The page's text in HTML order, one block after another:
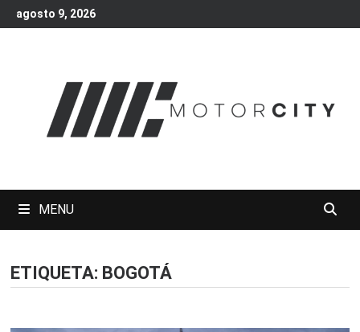
Skip
to
agosto 9, 2026
MENU
ETIQUETA: BOGOTÁ